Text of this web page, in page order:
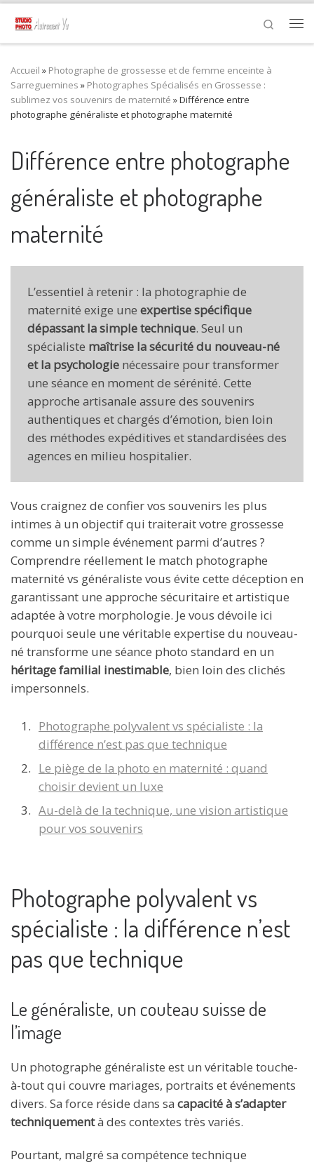
Passer au contenu
Search
Accueil » Photographe de grossesse et de femme enceinte à
Sarreguemines » Photographes Spécialisés en Grossesse :
sublimez vos souvenirs de maternité »Différence entre
photographe généraliste et photographe maternité
Différence entre photographe
généraliste et photographe
maternité
L’essentiel à retenir : la photographie de
maternité exige une expertise spécifique
dépassant la simple technique. Seul un
spécialiste maîtrise la sécurité du nouveau-né
et la psychologie nécessaire pour transformer
une séance en moment de sérénité. Cette
approche artisanale assure des souvenirs
authentiques et chargés d’émotion, bien loin
des méthodes expéditives et standardisées des
agences en milieu hospitalier.
Vous craignez de confier vos souvenirs les plus
intimes à un objectif qui traiterait votre grossesse
comme un simple événement parmi d’autres ?
Comprendre réellement le match photographe
maternité vs généraliste vous évite cette déception en
garantissant une approche sécuritaire et artistique
adaptée à votre morphologie. Je vous dévoile ici
pourquoi seule une véritable expertise du nouveau-
né transforme une séance photo standard en un
héritage familial inestimable, bien loin des clichés
impersonnels.
Photographe polyvalent vs spécialiste : la
différence n’est pas que technique
Le piège de la photo en maternité : quand
choisir devient un luxe
Au-delà de la technique, une vision artistique
pour vos souvenirs
Photographe polyvalent vs
spécialiste : la différence n’est
pas que technique
Le généraliste, un couteau suisse de
l’image
Un photographe généraliste est un véritable touche-
à-tout qui couvre mariages, portraits et événements
divers. Sa force réside dans sa capacité à s’adapter
techniquementà des contextes très variés.
Pourtant, malgré sa compétence technique